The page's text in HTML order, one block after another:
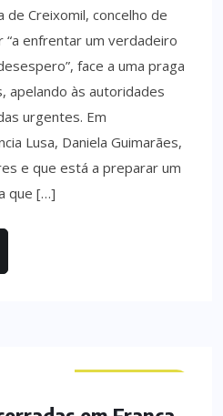
Creixomil, concelho de
“a enfrentar um verdadeiro
face a uma praga
apelando às autoridades
urgentes. Em
Lusa, Daniela Guimarães,
e que está a preparar um
que […]